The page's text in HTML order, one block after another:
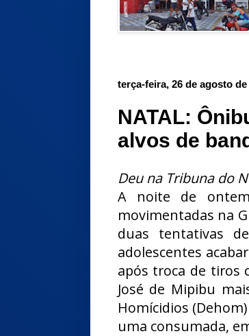
terça-feira, 26 de agosto de
NATAL:
alvos de
Deu na Tribuna do
A noite de
movimentadas na
duas tentativas
adolescentes
após troca de tiros
José de Mipibu
Homícidios
uma consumada,